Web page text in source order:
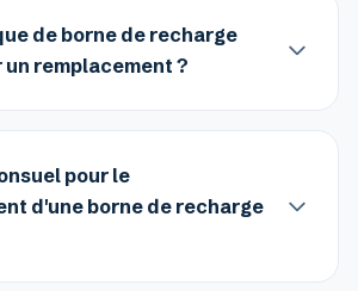
de borne de recharge
remplacement ?
pour le
d'une borne de recharge